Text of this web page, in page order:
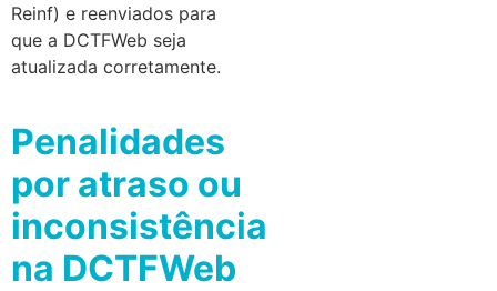
Reinf) e reenviados para
que a DCTFWeb seja
atualizada corretamente.
Penalidades
por atraso ou
inconsistência
na DCTFWeb